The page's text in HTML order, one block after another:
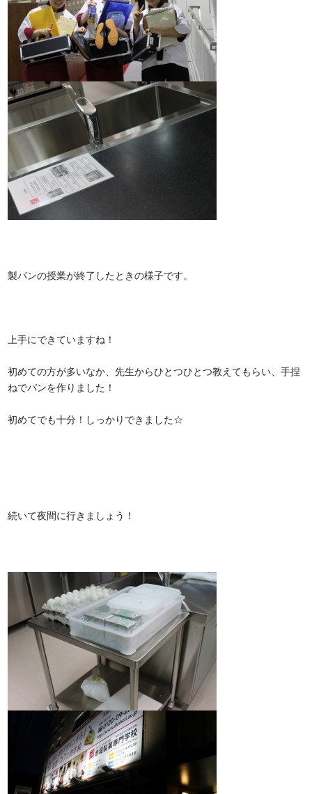
製パンの授業が終了したときの様子です。
上手にできていますね！
初めての方が多いなか、先生からひとつひとつ教えてもらい、手捏
ねでパンを作りました！
初めてでも十分！しっかりできました☆
続いて夜間に行きましょう！